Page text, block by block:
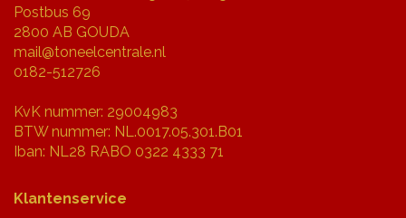
Postbus 69
2800 AB GOUDA
mail@toneelcentrale.nl
0182-512726
KvK nummer: 29004983
BTW nummer: NL.0017.05.301.B01
Iban: NL28 RABO 0322 4333 71
Klantenservice